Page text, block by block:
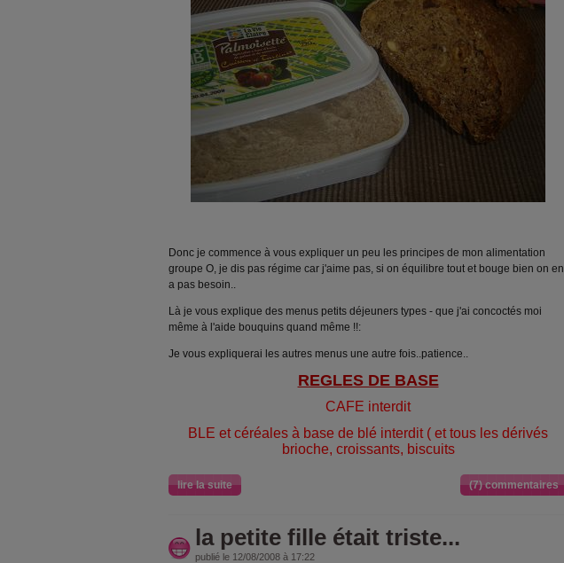
Donc je commence à vous expliquer un peu les principes de mon alimentation
groupe O, je dis pas régime car j'aime pas, si on équilibre tout et bouge bien on en
a pas besoin..
Là je vous explique des menus petits déjeuners types - que j'ai concoctés moi
même à l'aide bouquins quand même !!:
Je vous expliquerai les autres menus une autre fois..patience..
REGLES DE BASE
CAFE interdit
BLE et céréales à base de blé interdit ( et tous les dérivés
brioche, croissants, biscuits
lire la suite (7) commentaires
la petite fille était triste...
publié le 12/08/2008 à 17:22